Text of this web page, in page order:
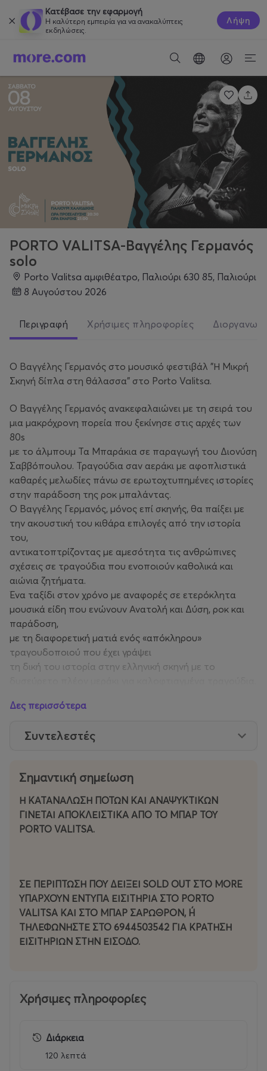
Κατέβασε την εφαρμογή
Η καλύτερη εμπειρία για να ανακαλύπτεις
εκδηλώσεις.
Λήψη
PORTO VALITSA-Βαγγέλης Γερμανός
solo
Porto Valitsa αμφιθέατρο, Παλιούρι 630 85, Παλιούρι
8 Αυγούστου 2026
Περιγραφή Χρήσιμες πληροφορίες
Ο Βαγγέλης Γερμανός στο μουσικό φεστιβάλ "Η Μικρή
Σκηνή δίπλα στη θάλασσα" στο Porto Valitsa.
Ο Βαγγέλης Γερμανός ανακεφαλαιώνει με τη σειρά του
μια μακρόχρονη πορεία που ξεκίνησε στις αρχές των
80s
με το άλμπουμ Τα Μπαράκια σε παραγωγή του Διονύση
Σαββόπουλου. Τραγούδια σαν αεράκι με αφοπλιστικά
καθαρές μελωδίες πάνω σε ερωτοχτυπημένες ιστορίες
στην παράδοση της ροκ μπαλάντας.
O Βαγγέλης Γερμανός, μόνος επί σκηνής, θα παίξει με
την ακουστική του κιθάρα επιλογές από την ιστορία
του,
αντικατοπτρίζοντας με αμεσότητα τις ανθρώπινες
σχέσεις σε τραγούδια που ενοποιούν καθολικά και
αιώνια ζητήματα.
Ένα ταξίδι στον χρόνο με αναφορές σε ετερόκλητα
μουσικά είδη που ενώνουν Ανατολή και Δύση, ροκ και
παράδοση,
με τη διαφορετική ματιά ενός «απόκληρου»
τραγουδοποιού που έχει γράψει
τη δική του ιστορία στην ελληνική σκηνή με το
Δες περισσότερα
Συντελεστές
Σημαντική σημείωση
Η ΚΑΤΑΝΑΛΩΣΗ ΠΟΤΩΝ ΚΑΙ ΑΝΑΨΥΚΤΙΚΩΝ
ΓΙΝΕΤΑΙ ΑΠΟΚΛΕΙΣΤΙΚΑ ΑΠΟ ΤΟ ΜΠΑΡ ΤΟΥ
PORTO VALITSA.
ΣΕ ΠΕΡΙΠΤΩΣΗ ΠΟΥ ΔΕΙΞΕΙ SOLD OUT ΣΤΟ MORE
ΥΠΑΡΧΟΥΝ ΕΝΤΥΠΑ ΕΙΣΙΤΗΡΙΑ ΣΤΟ PORTO
VALITSA ΚΑΙ ΣΤΟ ΜΠΑΡ ΣΑΡΩΘΡΟΝ, Ή
ΤΗΛΕΦΩΝΗΣΤΕ ΣΤΟ 6944503542 ΓΙΑ ΚΡΑΤΗΣΗ
ΕΙΣΙΤΗΡΙΩΝ ΣΤΗΝ ΕΙΣΟΔΟ.
Χρήσιμες πληροφορίες
Διάρκεια
120 λεπτά